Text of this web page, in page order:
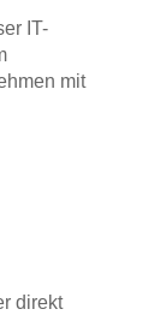
IT-
mit
direkt